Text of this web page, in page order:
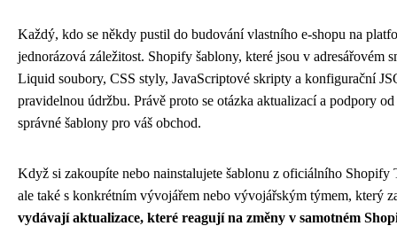
Každý, kdo se někdy pustil do budování vlastního e-shopu na
jednorázová záležitost. Shopify šablony, které jsou v
Liquid soubory, CSS styly, JavaScriptové skripty a konfigurační
pravidelnou údržbu. Právě proto se otázka aktualizací a podpory
správné šablony pro váš obchod.
Když si zakoupíte nebo nainstalujete šablonu z oficiálního Shopify
ale také s konkrétním vývojářem nebo vývojářským týmem, který
vydávají aktualizace, které reagují na změny v samotném